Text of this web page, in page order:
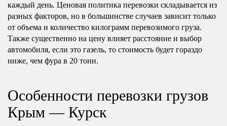
каждый день. Ценовая политика перевозки складывается из
разных факторов, но в большинстве случаев зависит только
от объема и количество килограмм перевозимого груза.
Также существенно на цену влияет расстояние и выбор
автомобиля, если это газель, то стоимость будет гораздо
ниже, чем фура в 20 тонн.
Особенности перевозки грузов
Крым — Курск